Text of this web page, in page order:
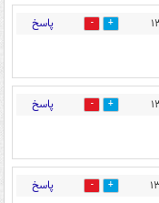
0 پاسخ
0 پاسخ
0 پاسخ